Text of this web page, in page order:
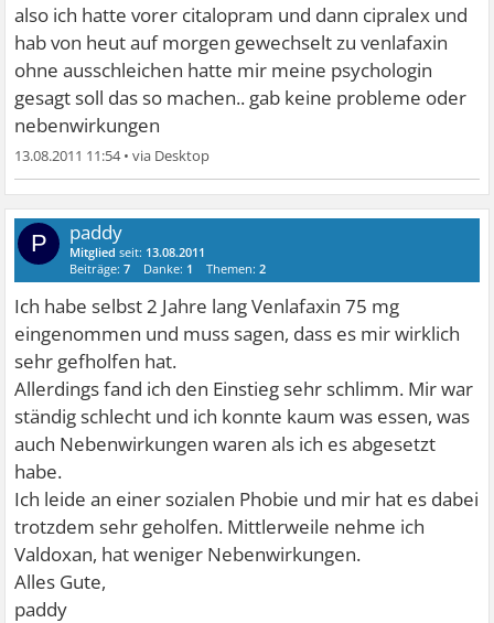
also ich hatte vorer citalopram und dann cipralex und
hab von heut auf morgen gewechselt zu venlafaxin
ohne ausschleichen hatte mir meine psychologin
gesagt soll das so machen.. gab keine probleme oder
nebenwirkungen
13.08.2011 11:54•
P paddy
Mitglied seit: 13.08.2011
Beiträge:7 Danke: 1 Themen:2
Ich habe selbst 2 Jahre lang Venlafaxin 75 mg
eingenommen und muss sagen, dass es mir wirklich
sehr gefholfen hat.
Allerdings fand ich den Einstieg sehr schlimm. Mir war
ständig schlecht und ich konnte kaum was essen, was
auch Nebenwirkungen waren als ich es abgesetzt
habe.
Ich leide an einer sozialen Phobie und mir hat es dabei
trotzdem sehr geholfen. Mittlerweile nehme ich
Valdoxan, hat weniger Nebenwirkungen.
Alles Gute,
paddy